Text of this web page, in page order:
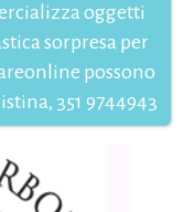
oggetti
sorpresa per
possono
351 9744943